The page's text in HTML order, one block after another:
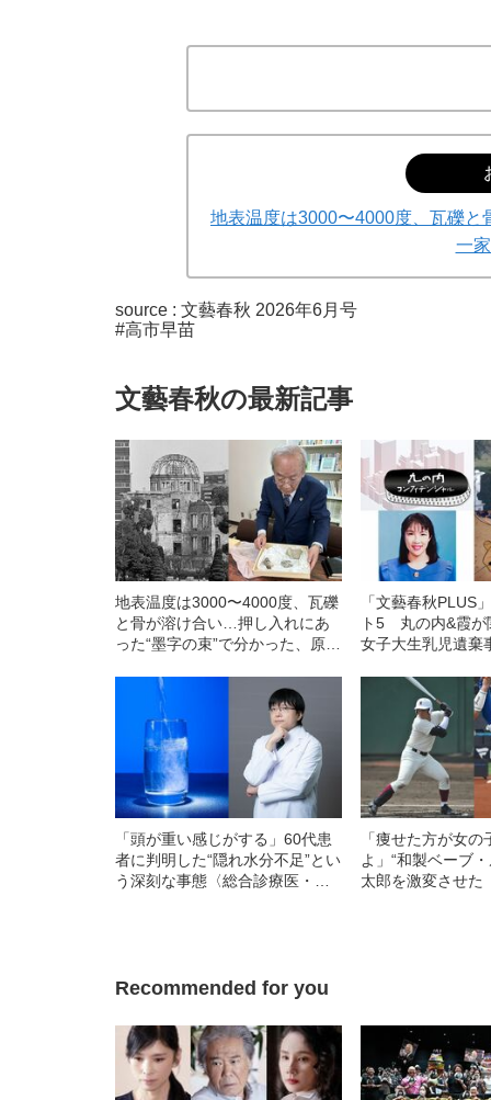
地表温度は3000〜4000度、瓦礫と
一
source : 文藝春秋 2026年6月号
#高市早苗
文藝春秋の最新記事
地表温度は3000〜4000度、瓦礫
と骨が溶け合い…押し入れにあ
った“墨字の束”で分かった、原爆
の足跡
「文藝春秋PLUS
ト5 丸の内&霞が
女子大生乳児遺棄
「頭が重い感じがする」60代患
者に判明した“隠れ水分不足”とい
う深刻な事態〈総合診療医・伊
「痩せた方が女
よ」“和製ベーブ
太郎を激変させた
Recommended for you